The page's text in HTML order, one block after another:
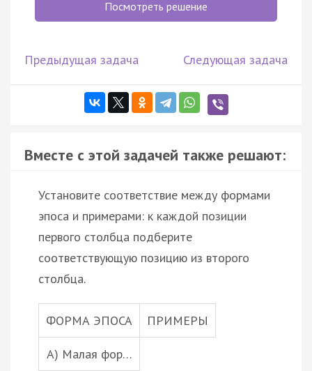
Посмотреть решение
Предыдущая задача Следующая задача
Вместе с этой задачей также решают:
Установите соответствие между формами
эпоса и примерами: к каждой позиции
первого столбца подберите
соответствующую позицию из второго
столбца.
ФОРМА ЭПОСА ПРИМЕРЫ
А) Малая фор…